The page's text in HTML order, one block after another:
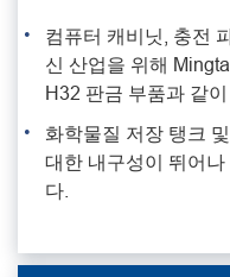
컴퓨터 캐비닛, 충전
신 산업을 위해
H32 판금 부품과 같
화학물질 저장 탱크
대한 내구성이 뛰어나
다.